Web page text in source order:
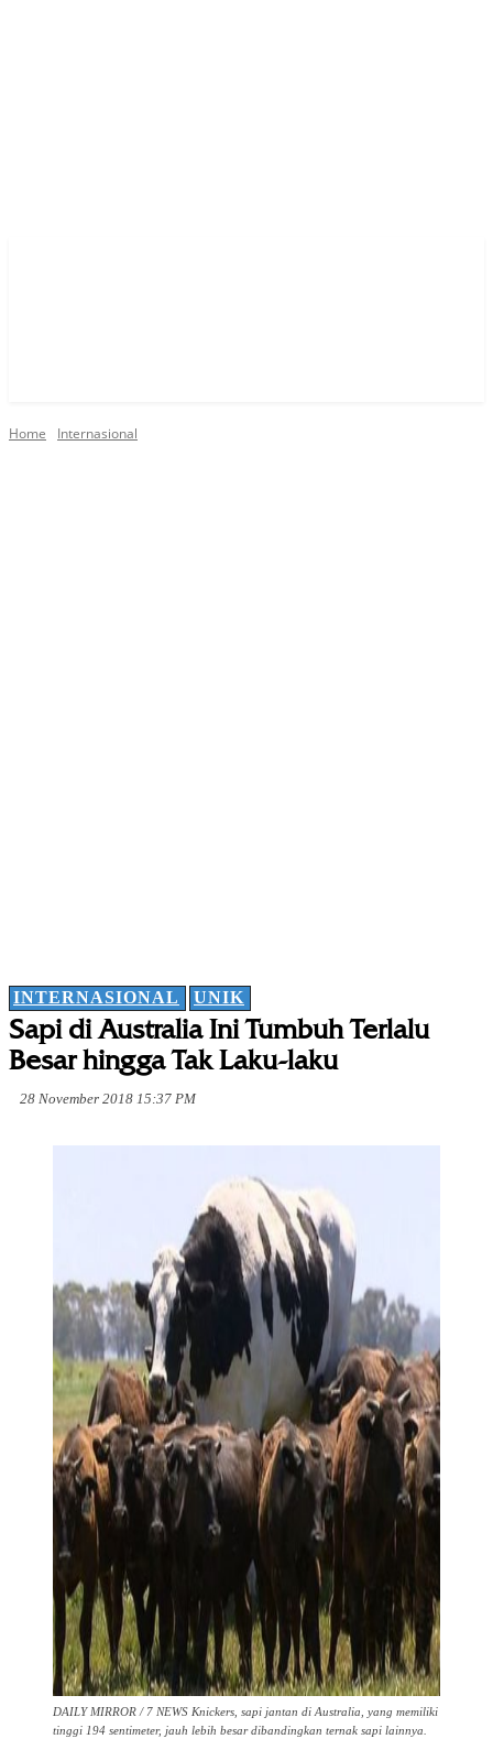
Home Internasional
INTERNASIONAL UNIK
Sapi di Australia Ini Tumbuh Terlalu
Besar hingga Tak Laku-laku
28 November 2018 15:37 PM
DAILY MIRROR / 7 NEWS Knickers, sapi jantan di Australia, yang memiliki
tinggi 194 sentimeter, jauh lebih besar dibandingkan ternak sapi lainnya.